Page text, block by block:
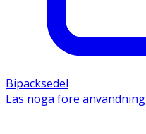
Bipacksedel
Läs noga före användning